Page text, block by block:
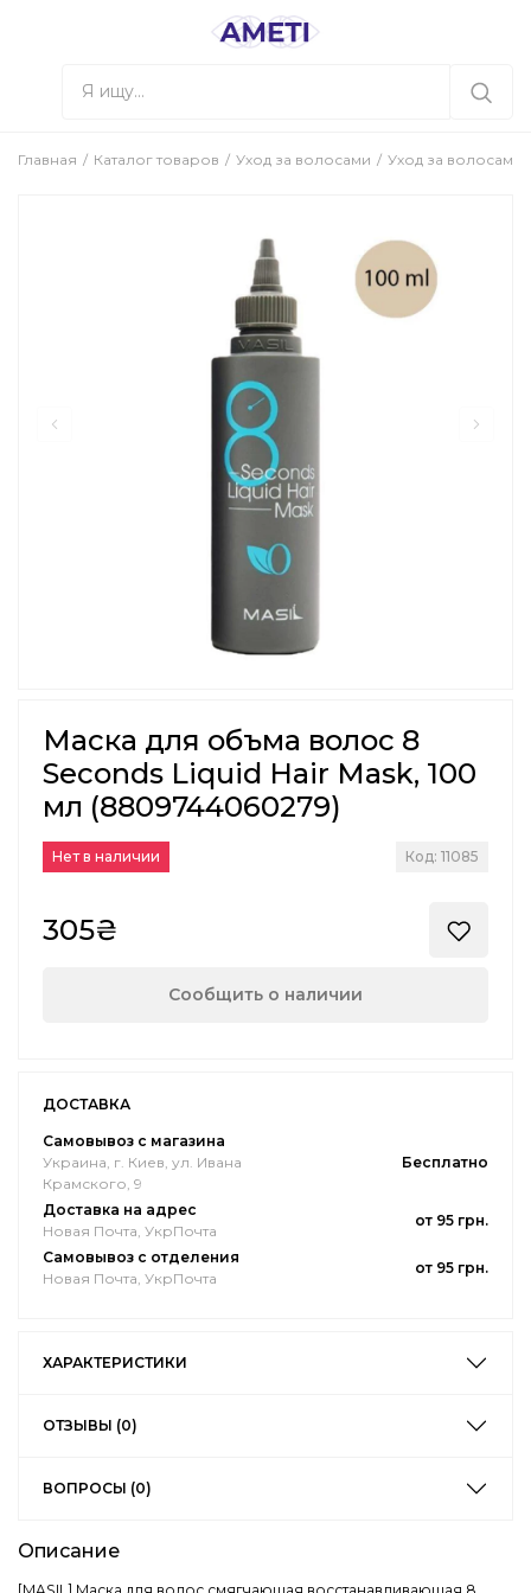
Главная Каталог товаров Уход за волосами Уход за волосами
Маска для объма волос 8
Seconds Liquid Hair Mask, 100
мл (8809744060279)
Нет в наличии Код: 11085
305₴
Сообщить о наличии
ДОСТАВКА
Самовывоз с магазина
Украина, г. Киев, ул. Ивана
Крамского, 9
Бесплатно
Доставка на адрес
Новая Почта, УкрПочта
от 95 грн.
Самовывоз с отделения
Новая Почта, УкрПочта
от 95 грн.
ХАРАКТЕРИСТИКИ
ОТЗЫВЫ (0)
ВОПРОСЫ (0)
Описание